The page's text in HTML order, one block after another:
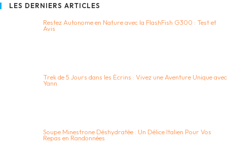
LES DERNIERS ARTICLES
Restez Autonome en Nature avec la FlashFish G300 : Test et
Avis
Trek de 5 Jours dans les Écrins : Vivez une Aventure Unique avec
Yann
Soupe Minestrone Déshydratée : Un Délice Italien Pour Vos
Repas en Randonnées